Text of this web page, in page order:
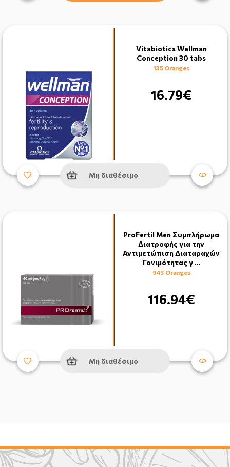
Vitabiotics Wellman
Conception 30 tabs
135 Oranges
16.79€
Μη διαθέσιμο
ProFertil Men Συμπλήρωμα
Διατροφής για την
Αντιμετώπιση Διαταραχών
Γονιμότητας γ …
943 Oranges
116.94€
Μη διαθέσιμο